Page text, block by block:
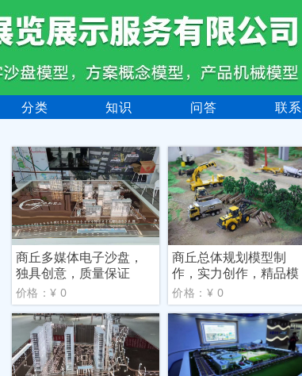
分类 知识 问答
联系
商丘多媒体电子沙盘，
独具创意，质量保证
价格：¥ 0
商丘总体规划模型制
作，实力创作，精品模
型
价格：¥ 0